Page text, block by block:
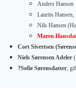
Anders Hansen
Laurits
Nils Hansen
Maren
Cort Sivertsen
Niels Sørensen Adeler
?Sofie Sørensdatter,